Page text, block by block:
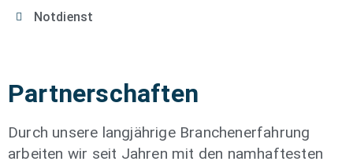
Notdienst
Partnerschaften
Durch unsere langjährige Branchenerfahrung
arbeiten wir seit Jahren mit den namhaftesten